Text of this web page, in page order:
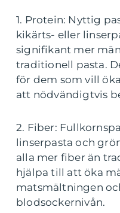
1. Protein: Nyttig
kikärts- eller
signifikant mer
traditionell pasta.
för dem som vill
att nödvändigtvis
2. Fiber:
linserpasta och
alla mer fiber än
hjälpa till att öka
matsmältningen
blodsockernivån.